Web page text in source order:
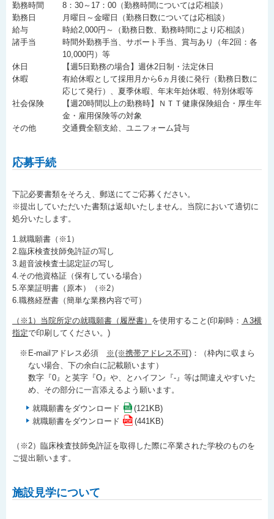
勤務時間
8：30～17：00（勤務時間については応相談）
勤務日
月曜日～金曜日（勤務日数については応相談）
給与
時給2,000円～（勤務日数、勤務時間により応相談）
諸手当
時間外勤務手当、サポート手当、賞与あり（年2回：各
10,000円）等
休日
【週5日勤務の場合】週休2日制・法定休日
休暇
有給休暇として採用月から6ヵ月後に発行（勤務日数に
応じて発行）、夏季休暇、年末年始休暇、特別休暇等
社会保険
【週20時間以上の勤務時】ＮＴＴ健康保険組合・厚生年
金・雇用保険等の対象
その他
交通費全額支給、ユニフォーム貸与
応募手続
下記必要書類をそろえ、郵送にてご応募ください。
※提出していただいた書類は返却いたしません。当院において適切に
処分いたします。
1.就職願書（※1）
2.臨床検査技師免許証の写し
3.超音波検査士認定証の写し
4.その他資格証（保有している場合）
5.卒業証明書（原本）（※2）
6.職務経歴書（簡単な業務内容で可）
（※1）当院所定の就職願書（履歴書） を使用すること(印刷時： Ａ3横
指定で印刷してください。)
E-mailアドレス必須 (※携帯アドレス不可) ：（枠内に収まら
ない場合、下の余白に記載願います）
数字『0』と英字『O』や、とハイフン『-』等は間違えやすいた
め、その部分に一言添えるよう願います。
就職願書をダウンロード
(121KB)
就職願書をダウンロード
(441KB)
（※2）臨床検査技師免許証を取得した際に卒業された学校のものを
ご提出願います。
施設見学について